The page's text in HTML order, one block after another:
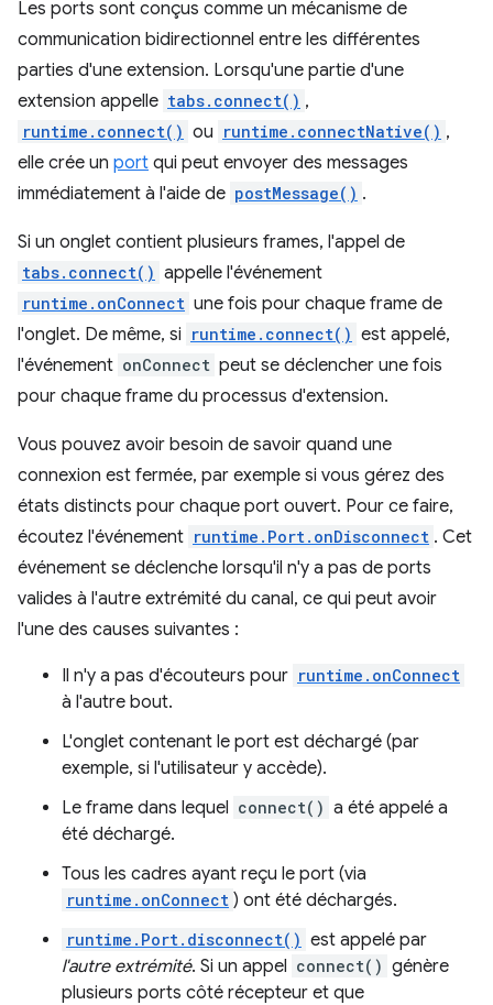
Les ports sont conçus comme un mécanisme de
communication bidirectionnel entre les différentes
parties d'une extension. Lorsqu'une partie d'une
extension appelle tabs.connect() ,
runtime.connect() ou runtime.connectNative() ,
elle crée un port qui peut envoyer des messages
immédiatement à l'aide de postMessage() .
Si un onglet contient plusieurs frames, l'appel de
tabs.connect() appelle l'événement
runtime.onConnect une fois pour chaque frame de
l'onglet. De même, si runtime.connect() est appelé,
l'événement onConnect peut se déclencher une fois
pour chaque frame du processus d'extension.
Vous pouvez avoir besoin de savoir quand une
connexion est fermée, par exemple si vous gérez des
états distincts pour chaque port ouvert. Pour ce faire,
écoutez l'événement runtime.Port.onDisconnect . Cet
événement se déclenche lorsqu'il n'y a pas de ports
valides à l'autre extrémité du canal, ce qui peut avoir
l'une des causes suivantes :
Il n'y a pas d'écouteurs pour runtime.onConnect
à l'autre bout.
L'onglet contenant le port est déchargé (par
exemple, si l'utilisateur y accède).
Le frame dans lequel connect() a été appelé a
été déchargé.
Tous les cadres ayant reçu le port (via
runtime.onConnect ) ont été déchargés.
runtime.Port.disconnect() est appelé par
l'autre extrémité. Si un appel connect() génère
plusieurs ports côté récepteur et que